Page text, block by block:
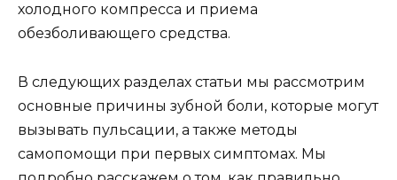
холодного компресса и приема
обезболивающего средства.
В следующих разделах статьи мы рассмотрим
основные причины зубной боли, которые могут
вызывать пульсации, а также методы
самопомощи при первых симптомах. Мы